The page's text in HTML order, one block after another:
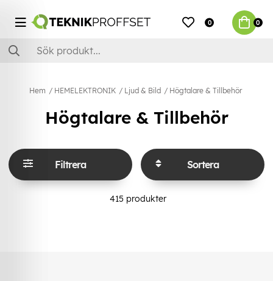
0 0
Hem HEMELEKTRONIK Ljud & Bild Högtalare & Tillbehör
Högtalare & Tillbehör
Filtrera Sortera
415 produkter